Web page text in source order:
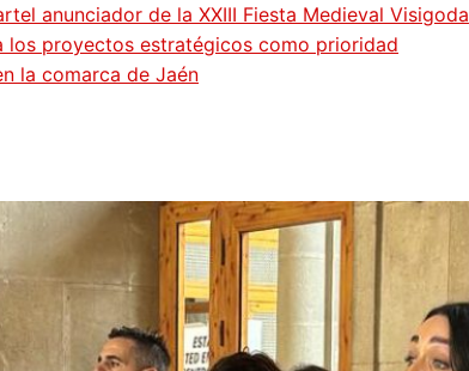
anunciador de la XXIII Fiesta Medieval Visigoda
los proyectos estratégicos como prioridad
la comarca de Jaén